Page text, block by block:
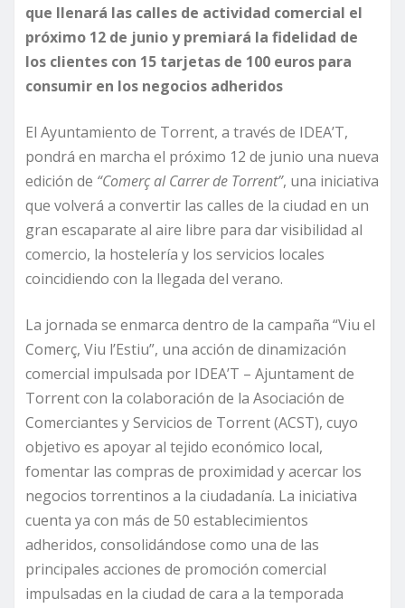
que llenará las calles de actividad comercial el
próximo 12 de junio y premiará la fidelidad de
los clientes con 15 tarjetas de 100 euros para
consumir en los negocios adheridos
El Ayuntamiento de Torrent, a través de IDEA’T,
pondrá en marcha el próximo 12 de junio una nueva
edición de “Comerç al Carrer de Torrent”, una iniciativa
que volverá a convertir las calles de la ciudad en un
gran escaparate al aire libre para dar visibilidad al
comercio, la hostelería y los servicios locales
coincidiendo con la llegada del verano.
La jornada se enmarca dentro de la campaña “Viu el
Comerç, Viu l’Estiu”, una acción de dinamización
comercial impulsada por IDEA’T – Ajuntament de
Torrent con la colaboración de la Asociación de
Comerciantes y Servicios de Torrent (ACST), cuyo
objetivo es apoyar al tejido económico local,
fomentar las compras de proximidad y acercar los
negocios torrentinos a la ciudadanía. La iniciativa
cuenta ya con más de 50 establecimientos
adheridos, consolidándose como una de las
principales acciones de promoción comercial
impulsadas en la ciudad de cara a la temporada